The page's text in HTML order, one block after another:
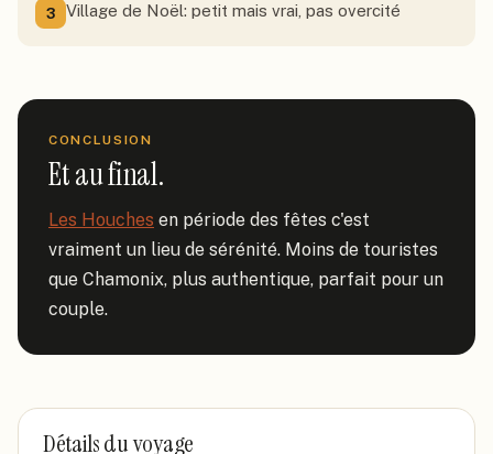
3 Village de Noël: petit mais vrai, pas overcité
CONCLUSION
Et au final.
Les Houches en période des fêtes c'est
vraiment un lieu de sérénité. Moins de touristes
que Chamonix, plus authentique, parfait pour un
couple.
Détails du voyage